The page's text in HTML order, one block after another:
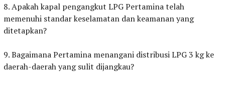
‎8. Apakah kapal pengangkut LPG Pertamina telah
memenuhi standar keselamatan dan keamanan yang
ditetapkan?
‎9. Bagaimana Pertamina menangani distribusi LPG 3 kg ke
daerah-daerah yang sulit dijangkau?